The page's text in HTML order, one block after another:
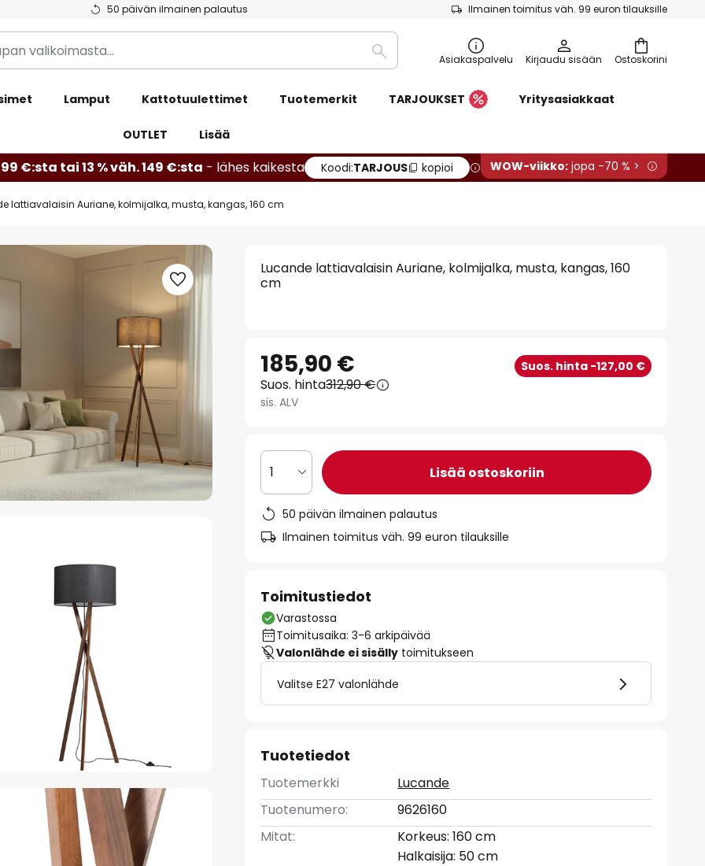
50 päivän ilmainen palautus Ilmainen toimitus väh. 99 euron tilauksille
Ostoskorini
Etsi Asiakaspalvelu Kirjaudu sisään
Lamput Kattotuulettimet Tuotemerkit TARJOUKSET Yritysasiakkaat
OUTLET Lisää
€:sta tai 13 % väh. 149 €:sta - lähes kaikesta Koodi:TARJOUS kopioi WOW-viikko: jopa -70 % >
lattiavalaisin Auriane, kolmijalka, musta, kangas, 160 cm
Lucande lattiavalaisin Auriane, kolmijalka, musta, kangas, 160
cm
185,90 € Suos. hinta -127,00 €
Suos. hinta312,90 €
sis. ALV
1 Lisää ostoskoriin
50 päivän ilmainen palautus
Ilmainen toimitus väh. 99 euron tilauksille
Toimitustiedot
Varastossa
Toimitusaika: 3-6 arkipäivää
Valonlähde ei sisälly toimitukseen
Valitse E27 valonlähde
Tuotetiedot
Tuotemerkki
Lucande
Tuotenumero:
9626160
Mitat:
Korkeus: 160 cm
Halkaisija: 50 cm